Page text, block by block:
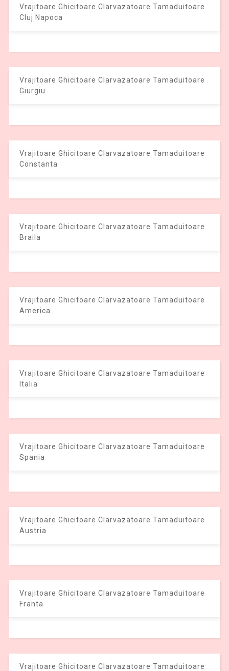
Vrajitoare Ghicitoare Clarvazatoare Tamaduitoare
Cluj Napoca
Vrajitoare Ghicitoare Clarvazatoare Tamaduitoare
Giurgiu
Vrajitoare Ghicitoare Clarvazatoare Tamaduitoare
Constanta
Vrajitoare Ghicitoare Clarvazatoare Tamaduitoare
Braila
Vrajitoare Ghicitoare Clarvazatoare Tamaduitoare
America
Vrajitoare Ghicitoare Clarvazatoare Tamaduitoare
Italia
Vrajitoare Ghicitoare Clarvazatoare Tamaduitoare
Spania
Vrajitoare Ghicitoare Clarvazatoare Tamaduitoare
Austria
Vrajitoare Ghicitoare Clarvazatoare Tamaduitoare
Franta
Vrajitoare Ghicitoare Clarvazatoare Tamaduitoare